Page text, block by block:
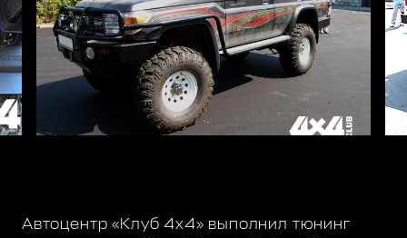
Автоцентр «Клуб 4х4» выполнил тюнинг